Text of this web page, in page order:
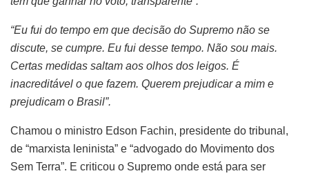
“Eu fui do tempo em que decisão do Supremo não se
discute, se cumpre. Eu fui desse tempo. Não sou mais.
Certas medidas saltam aos olhos dos leigos. É
inacreditável o que fazem. Querem prejudicar a mim e
prejudicam o Brasil”.
Chamou o ministro Edson Fachin, presidente do tribunal,
de “marxista leninista” e “advogado do Movimento dos
Sem Terra”. E criticou o Supremo onde está para ser